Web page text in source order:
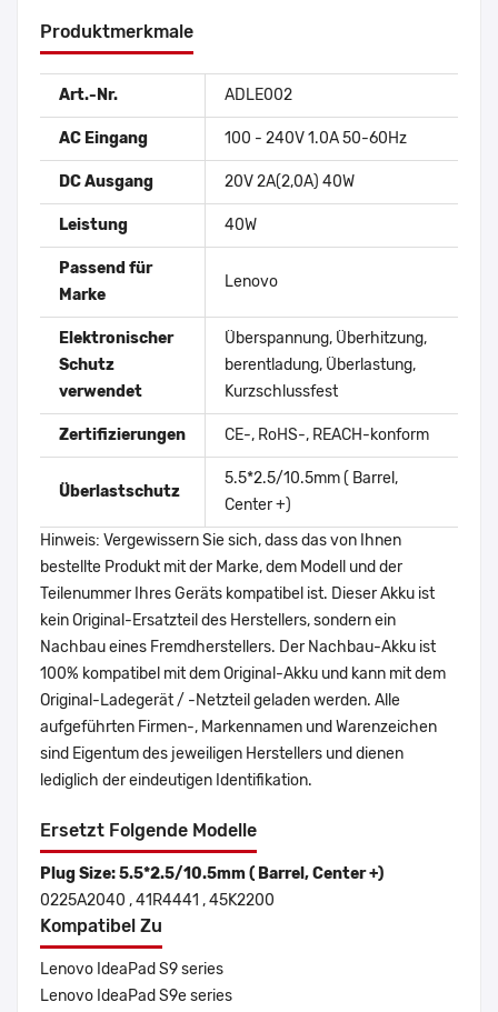
Produktmerkmale
Art.-Nr. ADLE002
AC Eingang 100 - 240V 1.0A 50-60Hz
DC Ausgang 20V 2A(2,0A) 40W
Leistung 40W
Passend für
Marke
Lenovo
Elektronischer
Schutz
verwendet
Überspannung, Überhitzung,
berentladung, Überlastung,
Kurzschlussfest
Zertifizierungen CE-, RoHS-, REACH-konform
Überlastschutz
5.5*2.5/10.5mm ( Barrel,
Center +)
Hinweis: Vergewissern Sie sich, dass das von Ihnen
bestellte Produkt mit der Marke, dem Modell und der
Teilenummer Ihres Geräts kompatibel ist. Dieser Akku ist
kein Original-Ersatzteil des Herstellers, sondern ein
Nachbau eines Fremdherstellers. Der Nachbau-Akku ist
100% kompatibel mit dem Original-Akku und kann mit dem
Original-Ladegerät / -Netzteil geladen werden. Alle
aufgeführten Firmen-, Markennamen und Warenzeichen
sind Eigentum des jeweiligen Herstellers und dienen
lediglich der eindeutigen Identifikation.
Ersetzt Folgende Modelle
Plug Size: 5.5*2.5/10.5mm ( Barrel, Center +)
0225A2040 , 41R4441 , 45K2200
Kompatibel Zu
Lenovo IdeaPad S9 series
Lenovo IdeaPad S9e series